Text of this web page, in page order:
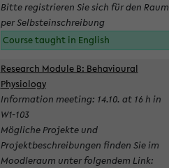
Bitte registrieren Sie sich für den Raum
per Selbsteinschreibung
Course taught in English
Research Module B: Behavioural
Physiology
Information meeting: 14.10. at 16 h in
W1-103
Mögliche Projekte und
Projektbeschreibungen finden Sie im
Moodleraum unter folgendem Link: